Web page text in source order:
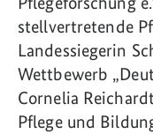
stellvertretende
Landessiegerin
Wettbewerb
Cornelia
Pflege und